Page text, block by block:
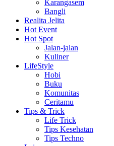
Karangasem
Bangli
Realita Jelita
Hot Event
Hot Spot
Jalan-jalan
Kuliner
LifeStyle
Hobi
Buku
Komunitas
Ceritamu
Tips & Trick
Life Trick
Tips Kesehatan
Tips Techno